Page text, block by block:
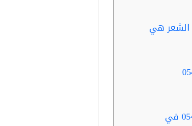
لانبات الشعر 0540428830 تغذية الشعر هي
ربما تفيدك قراءة …زيت الحشيش لتطويل الشعر الاصلي 0540428830 في